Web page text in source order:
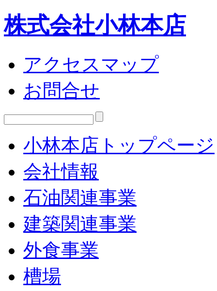
株式会社小林本店
アクセスマップ
お問合せ
小林本店トップページ
会社情報
石油関連事業
建築関連事業
外食事業
槽場